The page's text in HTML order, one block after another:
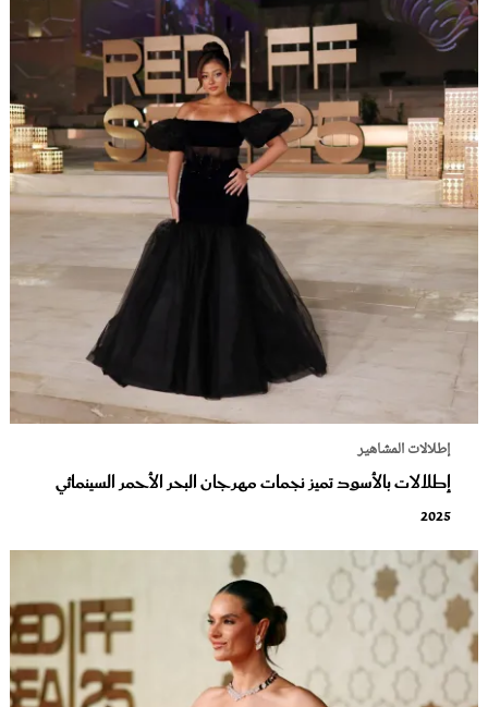
إطلالات المشاهير
إطلالات بالأسود تميز نجمات مهرجان البحر الأحمر السينمائي
2025